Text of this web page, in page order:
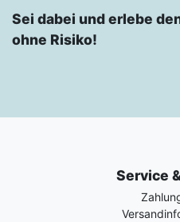
Sei dabei und erlebe
ohne Risiko!
Service